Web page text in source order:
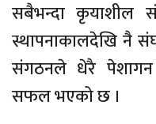
सबैभन्दा कृयाशील
स्थापनाकालदेखि नै
संगठनले धेरै पेशागन
सफल भएको छ ।